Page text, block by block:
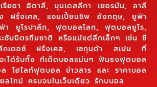
ยอา อิตาลี, บุนเดสลีกา เยอรมัน, ลาลี
ฝรั่งเศส, แชมเปี้ยนชิพ อังกฤษ, ยูฟ่า
า ยูโรปาลีก, ฟุตบอลโลก, ฟุตบอลยูโร,
ะชับมิตรทีมชาติ หรือแม้แต่ลีกเล็กๆ เช่น ซี
เดอซ์ ฝรั่งเศส, เซกุนด้า สเปน ที่
ได้รับทั้ง ทีเด็ดบอลแม่นๆ ฟันธงฟุตบอล
ล ไฮไลท์ฟุตบอล ข่าวสาร และ ราคาบอล
ไทม์ ครบจบในเว็บเดียว รักบบอล